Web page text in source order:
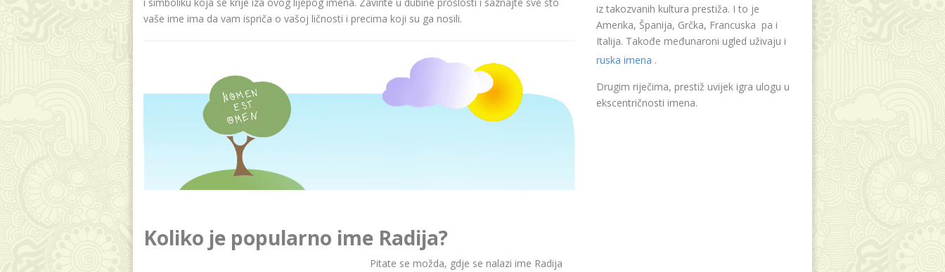
vaše ime ima da vam ispriča o vašoj ličnosti i precima koji su ga nosili.
Koliko je popularno ime Radija?
Pitate se možda, gdje se nalazi ime Radija
iz takozvanih kultura prestiža. I to je
Amerika, Španija, Grčka, Francuska pa i
Italija. Takođe međunaroni ugled uživaju i
ruska imena .
Drugim riječima, prestiž uvijek igra ulogu u
ekscentričnosti imena.